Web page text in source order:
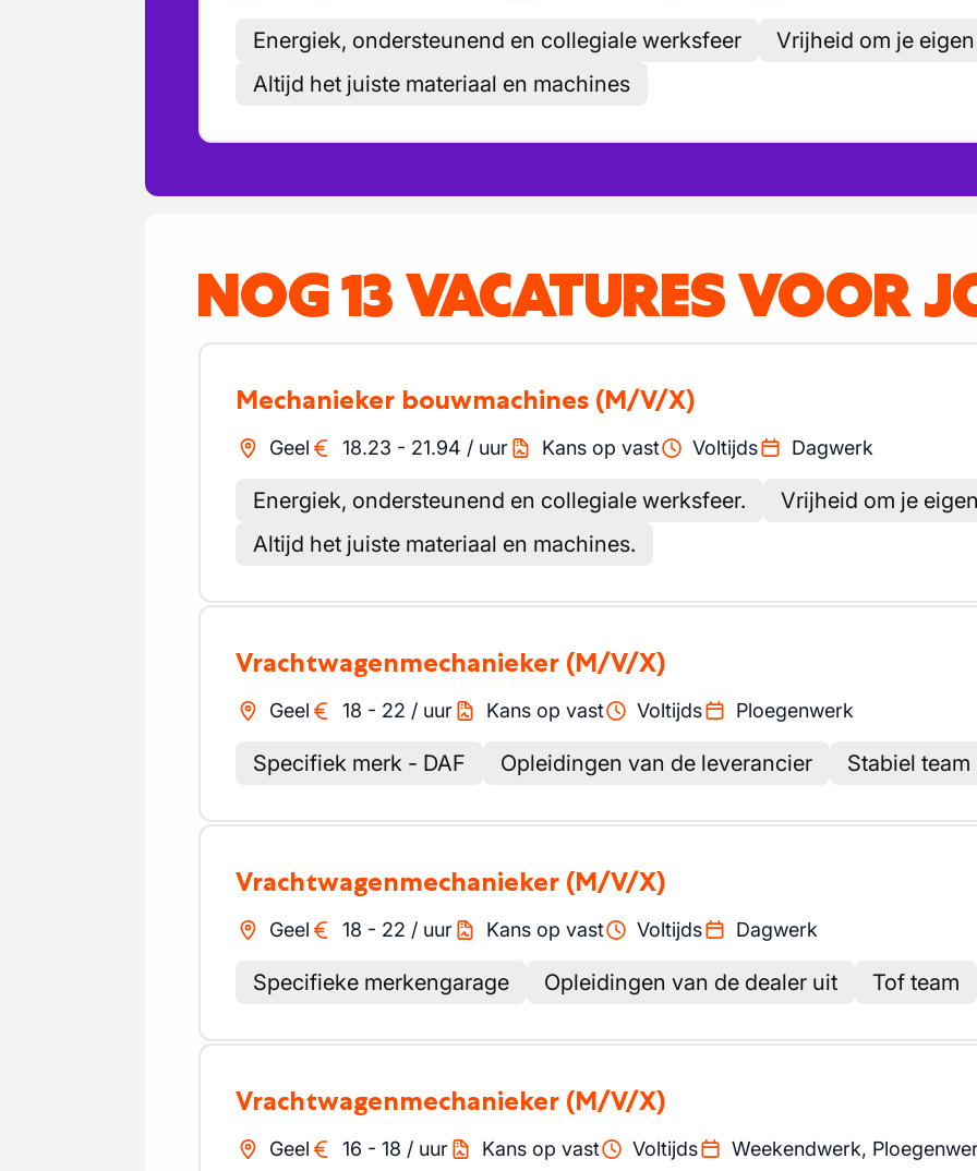
Energiek, ondersteunend en collegiale werksfeer
Vrijheid om je
Altijd het juiste materiaal en machines
NOG 13 VACATURES VOOR
Mechanieker bouwmachines (M/V/X)
Geel 18.23 - 21.94 / uur Kans op vast Voltijds Dagwerk
Energiek, ondersteunend en collegiale werksfeer.
Vrijheid om je
Altijd het juiste materiaal en machines.
Vrachtwagenmechanieker (M/V/X)
Geel 18 - 22 / uur Kans op vast Voltijds Ploegenwerk
Specifiek merk - DAF Opleidingen van de leverancier Stabiel team
Vrachtwagenmechanieker (M/V/X)
Geel 18 - 22 / uur Kans op vast Voltijds Dagwerk
Specifieke merkengarage Opleidingen van de dealer uit Tof team
Vrachtwagenmechanieker (M/V/X)
Geel 16 - 18 / uur Kans op vast Voltijds Weekendwerk,